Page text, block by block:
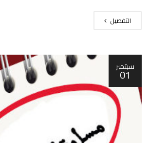
التفصيل
سبتمبر
01